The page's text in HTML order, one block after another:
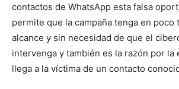
contactos de WhatsApp esta falsa
permite que la campaña tenga en poco
alcance y sin necesidad de que el
intervenga y también es la razón por la
llega a la víctima de un contacto